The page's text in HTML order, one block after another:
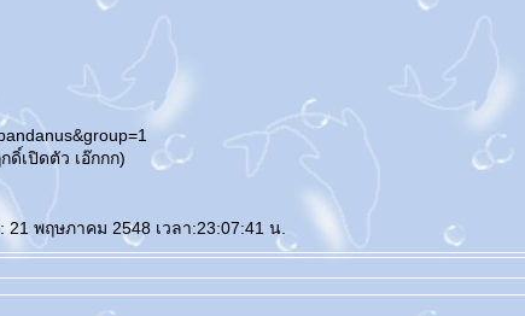
ดิ์เปิดตัว เอ๊กกก)
: 21 พฤษภาคม 2548 เวลา:23:07:41 น.